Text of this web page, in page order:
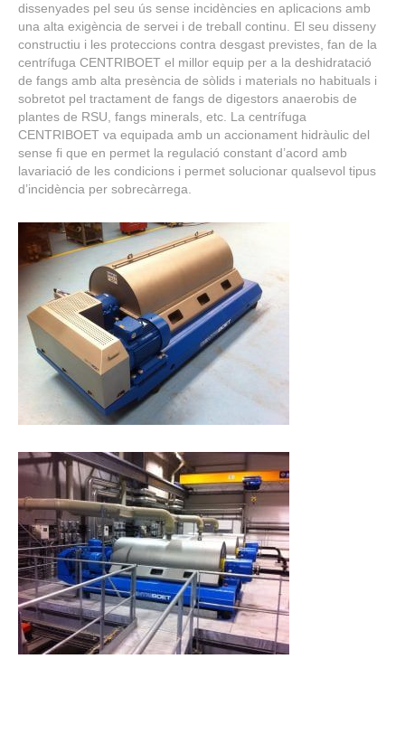
dissenyades pel seu ús sense incidències en aplicacions amb
una alta exigència de servei i de treball continu. El seu disseny
constructiu i les proteccions contra desgast previstes, fan de la
centrífuga CENTRIBOET el millor equip per a la deshidratació
de fangs amb alta presència de sòlids i materials no habituals i
sobretot pel tractament de fangs de digestors anaerobis de
plantes de RSU, fangs minerals, etc. La centrífuga
CENTRIBOET va equipada amb un accionament hidràulic del
sense fi que en permet la regulació constant d’acord amb
lavariació de les condicions i permet solucionar qualsevol tipus
d’incidència per sobrecàrrega.